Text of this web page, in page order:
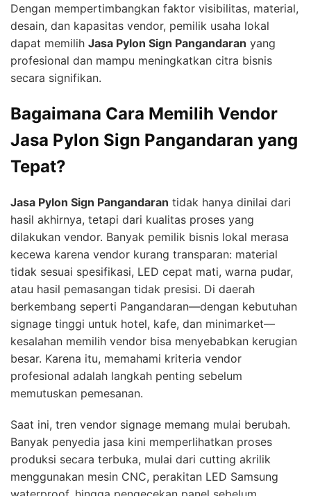
Dengan mempertimbangkan faktor visibilitas, material,
desain, dan kapasitas vendor, pemilik usaha lokal
dapat memilih Jasa Pylon Sign Pangandaran yang
profesional dan mampu meningkatkan citra bisnis
secara signifikan.
Bagaimana Cara Memilih Vendor
Jasa Pylon Sign Pangandaran yang
Tepat?
Jasa Pylon Sign Pangandaran tidak hanya dinilai dari
hasil akhirnya, tetapi dari kualitas proses yang
dilakukan vendor. Banyak pemilik bisnis lokal merasa
kecewa karena vendor kurang transparan: material
tidak sesuai spesifikasi, LED cepat mati, warna pudar,
atau hasil pemasangan tidak presisi. Di daerah
berkembang seperti Pangandaran—dengan kebutuhan
signage tinggi untuk hotel, kafe, dan minimarket—
kesalahan memilih vendor bisa menyebabkan kerugian
besar. Karena itu, memahami kriteria vendor
profesional adalah langkah penting sebelum
memutuskan pemesanan.
Saat ini, tren vendor signage memang mulai berubah.
Banyak penyedia jasa kini memperlihatkan proses
produksi secara terbuka, mulai dari cutting akrilik
menggunakan mesin CNC, perakitan LED Samsung